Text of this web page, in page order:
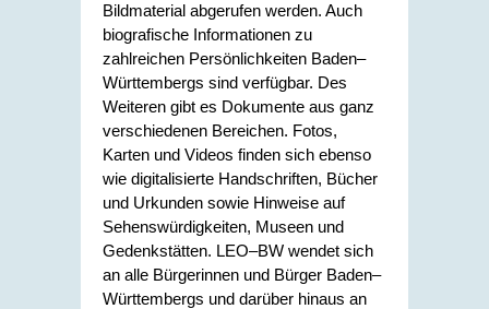
Bildmaterial abgerufen werden. Auch
biografische Informationen zu
zahlreichen Persönlichkeiten Baden–
Württembergs sind verfügbar. Des
Weiteren gibt es Dokumente aus ganz
verschiedenen Bereichen. Fotos,
Karten und Videos finden sich ebenso
wie digitalisierte Handschriften, Bücher
und Urkunden sowie Hinweise auf
Sehenswürdigkeiten, Museen und
Gedenkstätten. LEO–BW wendet sich
an alle Bürgerinnen und Bürger Baden–
Württembergs und darüber hinaus an